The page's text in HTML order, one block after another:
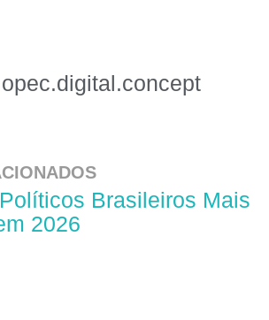
opec.digital.concept